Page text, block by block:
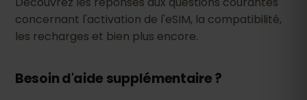
concernant l'activation de l'eSIM, la compatibilité,
les recharges et bien plus encore.
Besoin d'aide supplémentaire ?